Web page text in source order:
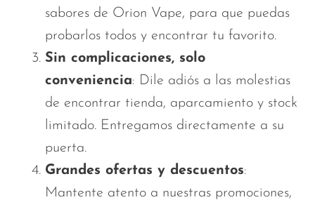
sabores de Orion Vape, para que puedas
probarlos todos y encontrar tu favorito.
Sin complicaciones, solo
conveniencia: Dile adiós a las molestias
de encontrar tienda, aparcamiento y stock
limitado. Entregamos directamente a su
puerta.
Grandes ofertas y descuentos:
Mantente atento a nuestras promociones,